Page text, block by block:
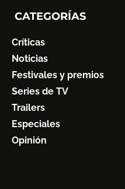
CATEGORÍAS
Críticas
Noticias
Festivales y premios
Series de TV
Trailers
Especiales
Opinión